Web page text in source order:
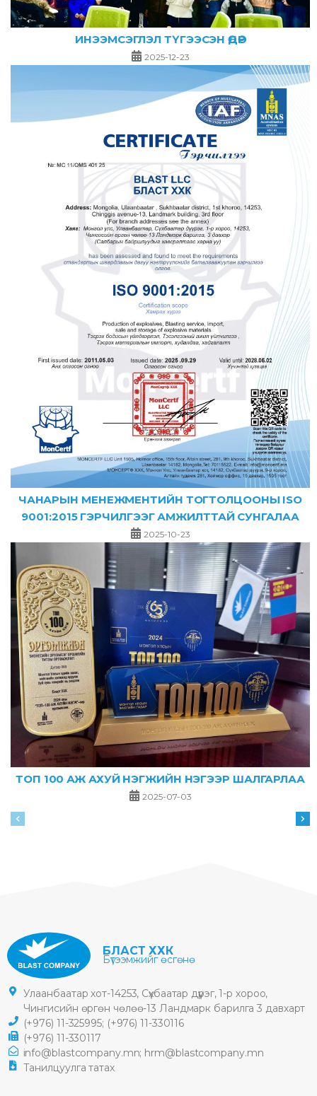
ИНЭЭМСЭГЛЭЛ ТҮГЭЭСЭН ӨДӨР
2025-12-23
ЧАНАРЫН МЕНЕЖМЕНТИЙН ТОГТОЛЦООНЫ ISO
9001:2015 ГЭРЧИЛГЭЭГ АМЖИЛТТАЙ СУНГАЛАА
2025-10-23
ТОП 100 АЖ АХУЙ НЭГЖИЙН НЭГЭЭР ШАЛГАРЛАА
2025-07-03
БЛАСТ ХХК
Бүтээмжийг өсгөнө
Улаанбаатар хот-14253, Сүхбаатар дүүрэг, 1-р хороо,
Чингисийн өргөн чөлөө-13 Ландмарк барилга 3 давхарт
(+976) 11-325995; (+976) 11-330116
(+976) 11-330117
info@blastcompany.mn; hrm@blastcompany.mn
Танилцуулга татах